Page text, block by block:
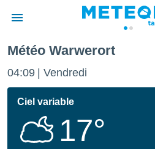
de
Météo Warwerort
04:09 Vendredi
Ciel variable
17°